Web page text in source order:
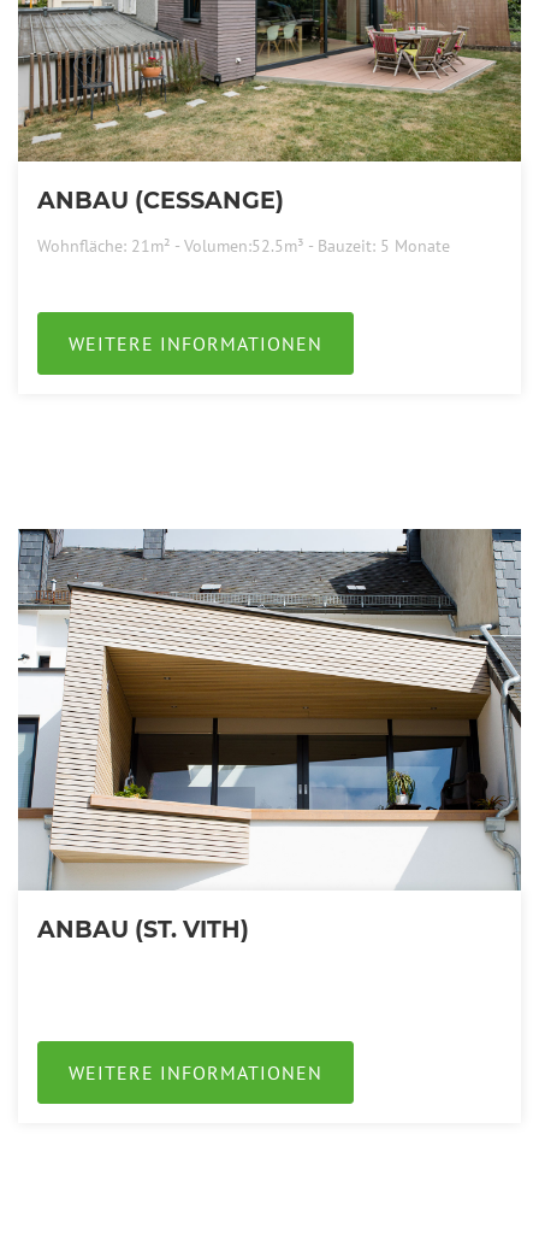
ANBAU (CESSANGE)
Wohnfläche: 21m² - Volumen:52.5m³ - Bauzeit: 5 Monate
WEITERE INFORMATIONEN
ANBAU (ST. VITH)
WEITERE INFORMATIONEN